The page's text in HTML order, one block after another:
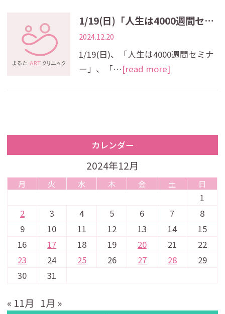
1/19(日)「人生は4000週間セミナー」「オプション治療セミナー」開催のお知らせ
2024.12.20
1/19(日)、「人生は4000週間セミナ
ー」、「…[read more]
カレンダー
2024年12月
月 火 水 木 金 土 日
1
2
3 4 5 6 7
8
9
10 11 12 13 14
15
16
17 18 19 20 21
22
23
24 25 26 27 28
29
30
31
« 11月 1月 »